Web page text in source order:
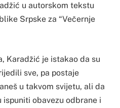
u autorskom tekstu
Srpske za “Večernje
Karadžić je istakao da su
sve, pa postaje
u takvom svijetu, ali da
obavezu odbrane i